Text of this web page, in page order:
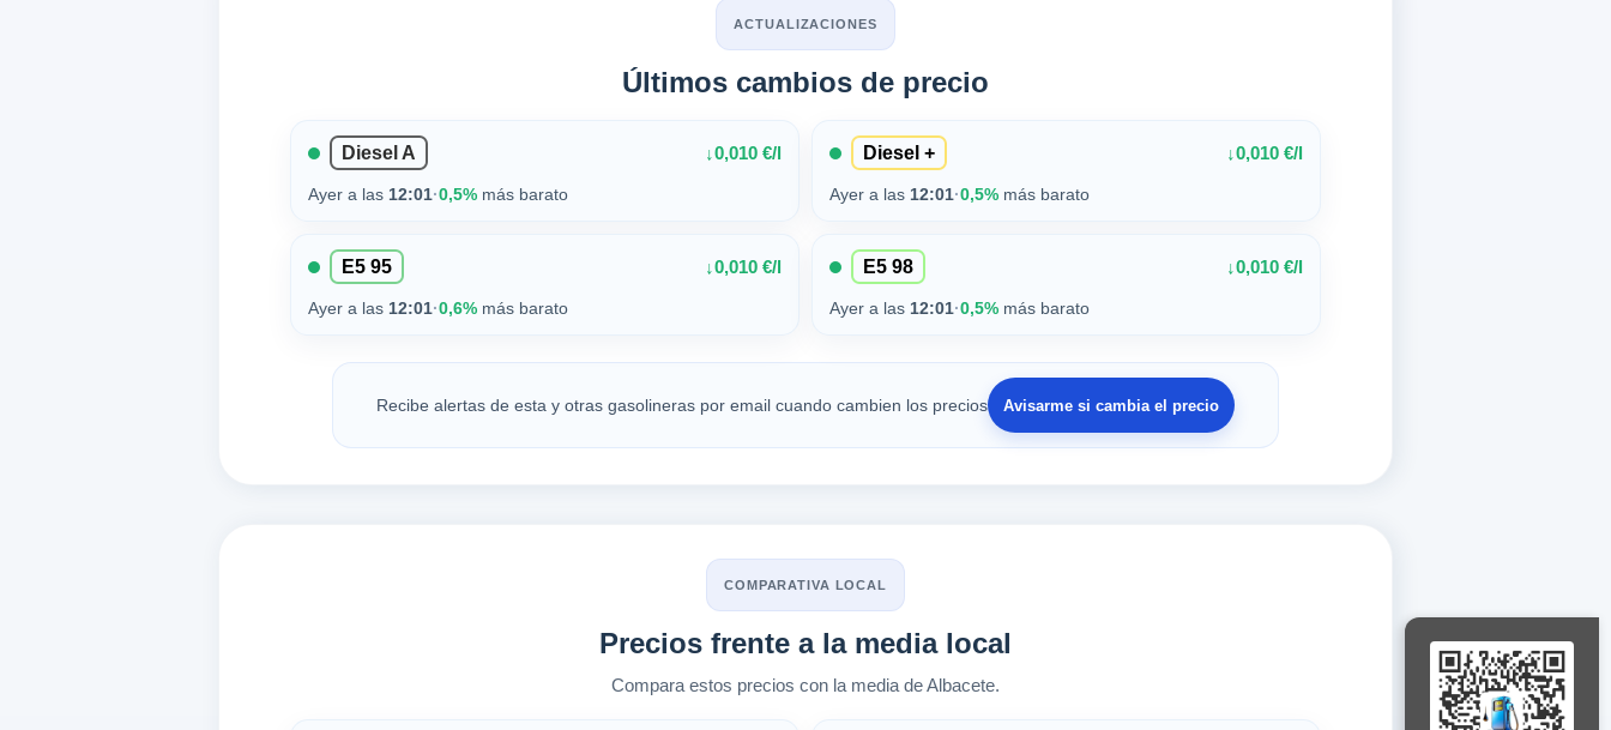
ACTUALIZACIONES
Últimos cambios de precio
Diesel A ↓0,010 €/l
Ayer a las 12:01·0,5% más barato
Diesel + ↓0,010 €/l
Ayer a las 12:01·0,5% más barato
E5 95 ↓0,010 €/l
Ayer a las 12:01·0,6% más barato
E5 98 ↓0,010 €/l
Ayer a las 12:01·0,5% más barato
Recibe alertas de esta y otras gasolineras por email cuando cambien los precios Avisarme si cambia el precio
COMPARATIVA LOCAL
Precios frente a la media local
Compara estos precios con la media de Albacete.